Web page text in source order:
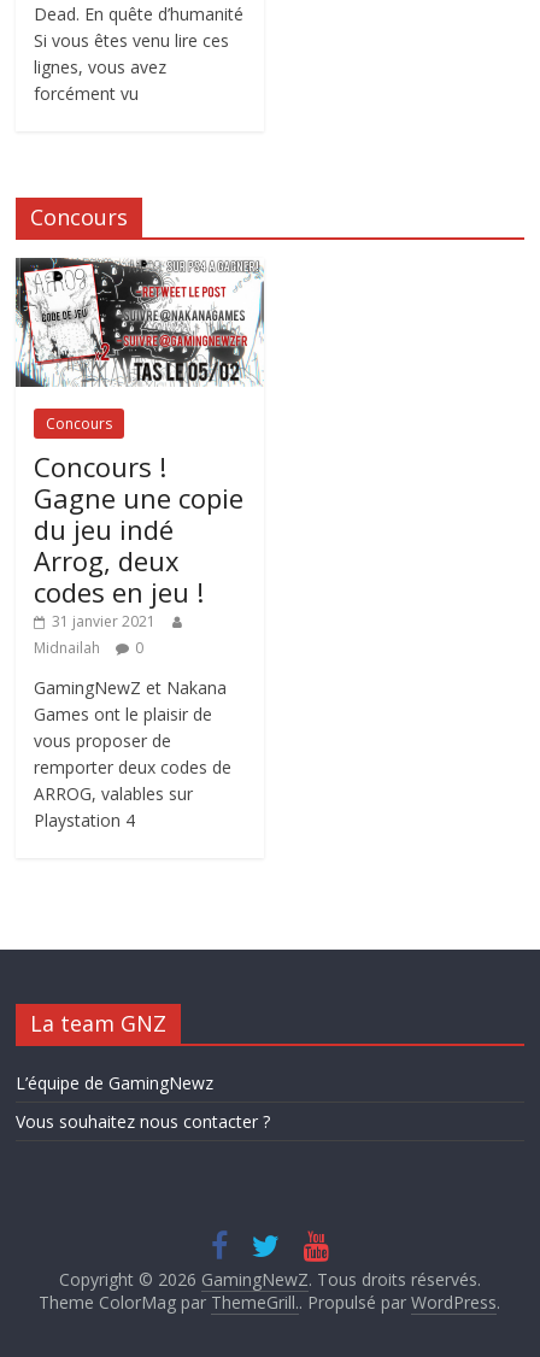
Dead. En quête d’humanité
Si vous êtes venu lire ces
lignes, vous avez
forcément vu
Concours
Concours
Concours !
Gagne une copie
du jeu indé
Arrog, deux
codes en jeu !
31 janvier 2021
Midnailah
0
GamingNewZ et Nakana
Games ont le plaisir de
vous proposer de
remporter deux codes de
ARROG, valables sur
Playstation 4
La team GNZ
L’équipe de GamingNewz
Vous souhaitez nous contacter ?
Copyright © 2026 GamingNewZ. Tous droits réservés.
Theme ColorMag par ThemeGrill.. Propulsé parWordPress.